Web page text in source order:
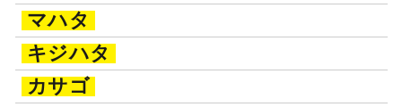
マハタ
キジハタ
カサゴ